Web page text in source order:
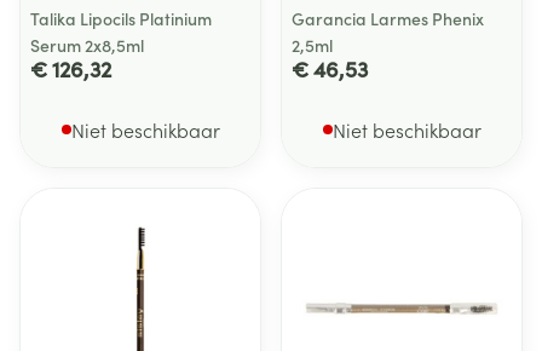
Talika Lipocils Platinium
Serum 2x8,5ml
€ 126,32
Niet beschikbaar
Garancia Larmes Phenix
2,5ml
€ 46,53
Niet beschikbaar